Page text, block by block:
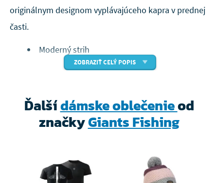
originálnym designom vyplávajúceho kapra v prednej
časti.
Moderný strih
Decentné logo výrobcu na pravom ramene
ZOBRAZIŤ CELÝ POPIS
Ďalšídámske oblečenieod
značkyGiants Fishing